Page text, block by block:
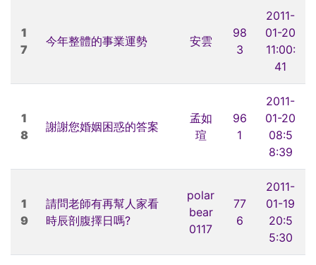
1
7
今年整體的事業運勢 安雲
98
3
2011-
01-20
11:00:
41
1
8
謝謝您婚姻困惑的答案
孟如
瑄
96
1
2011-
01-20
08:5
8:39
1
9
請問老師有再幫人家看
時辰剖腹擇日嗎?
polar
bear
0117
77
6
2011-
01-19
20:5
5:30